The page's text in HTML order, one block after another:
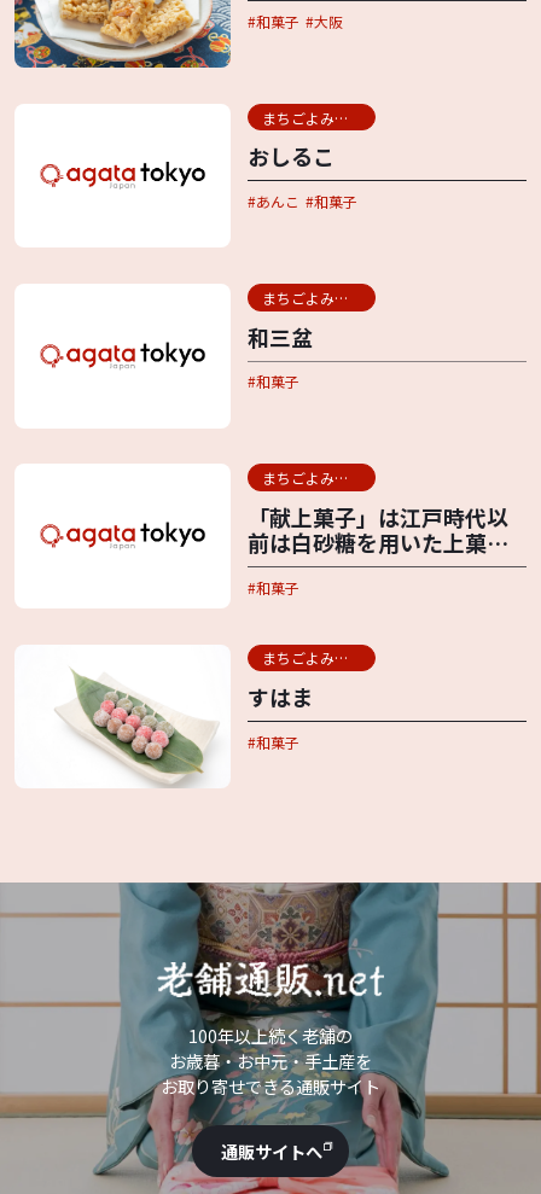
和菓子 大阪
まちごよみ用語辞典
おしるこ
あんこ 和菓子
まちごよみ用語辞典
和三盆
和菓子
まちごよみ用語辞典
「献上菓子」は江戸時代以
前は白砂糖を用いた上菓子
のこと、では明治以降は？
和菓子
まちごよみ用語辞典
すはま
和菓子
100年以上続く老舗の
お歳暮・お中元・手土産を
お取り寄せできる通販サイト
通販サイトへ